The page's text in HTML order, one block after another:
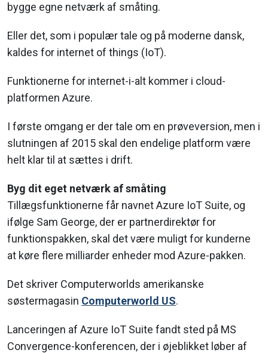
bygge egne netværk af småting.
Eller det, som i populær tale og på moderne dansk,
kaldes for internet of things (IoT).
Funktionerne for internet-i-alt kommer i cloud-
platformen Azure.
I første omgang er der tale om en prøveversion, men i
slutningen af 2015 skal den endelige platform være
helt klar til at sættes i drift.
Byg dit eget netværk af småting
Tillægsfunktionerne får navnet Azure IoT Suite, og
ifølge Sam George, der er partnerdirektør for
funktionspakken, skal det være muligt for kunderne
at køre flere milliarder enheder mod Azure-pakken.
Det skriver Computerworlds amerikanske
søstermagasin Computerworld US.
Lanceringen af Azure IoT Suite fandt sted på MS
Convergence-konferencen, der i øjeblikket løber af